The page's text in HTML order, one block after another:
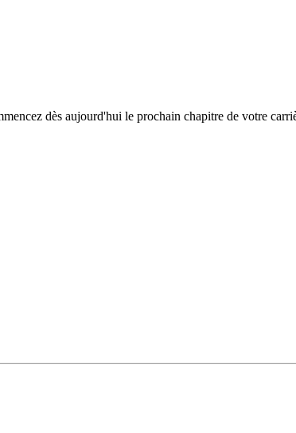
dès aujourd'hui le prochain chapitre de votre